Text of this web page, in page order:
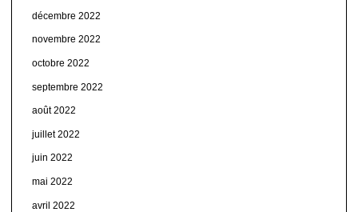
décembre 2022
novembre 2022
octobre 2022
septembre 2022
août 2022
juillet 2022
juin 2022
mai 2022
avril 2022